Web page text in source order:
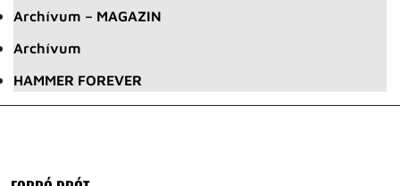
Archívum – MAGAZIN
Archívum
HAMMER FOREVER